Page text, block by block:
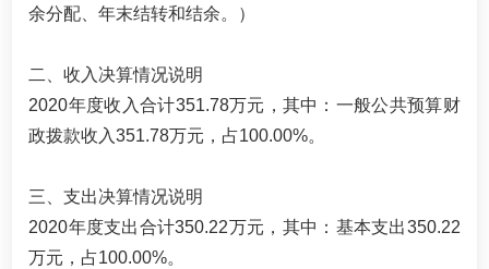
余分配、年末结转和结余。）
二、收入决算情况说明
2020年度收入合计351.78万元，其中：一般公共预算财
政拨款收入351.78万元，占100.00%。
三、支出决算情况说明
2020年度支出合计350.22万元，其中：基本支出350.22
万元，占100.00%。